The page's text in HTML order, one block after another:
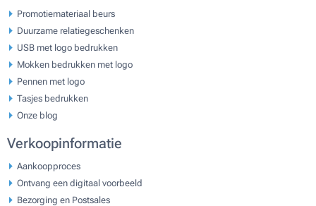
Promotiemateriaal beurs
Duurzame relatiegeschenken
USB met logo bedrukken
Mokken bedrukken met logo
Pennen met logo
Tasjes bedrukken
Onze blog
Verkoopinformatie
Aankoopproces
Ontvang een digitaal voorbeeld
Bezorging en Postsales